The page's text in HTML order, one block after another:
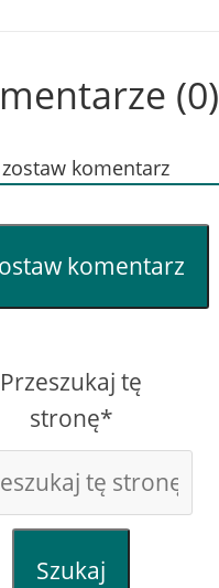
(0)
zostaw komentarz
komentarz
Przeszukaj tę
stronę*
Szukaj